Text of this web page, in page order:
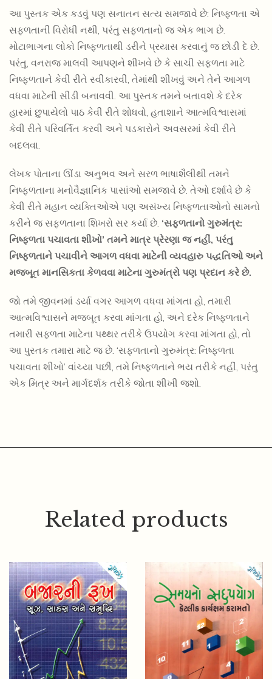
આ પુસ્તક એક કડવું પણ સનાતન સત્ય સમજાવે છે: નિષ્ફળતા એ
સફળતાની વિરોધી નથી, પરંતુ સફળતાનો જ એક ભાગ છે.
મોટાભાગના લોકો નિષ્ફળતાથી ડરીને પ્રયાસ કરવાનું જ છોડી દે છે.
પરંતુ, વનરાજ માલવી આપણને શીખવે છે કે સાચી સફળતા માટે
નિષ્ફળતાને કેવી રીતે સ્વીકારવી, તેમાંથી શીખવું અને તેને આગળ
વધવા માટેની સીડી બનાવવી. આ પુસ્તક તમને બતાવશે કે દરેક
હારમાં છુપાયેલો પાઠ કેવી રીતે શોધવો, હતાશાને આત્મવિશ્વાસમાં
કેવી રીતે પરિવર્તિત કરવી અને પડકારોને અવસરમાં કેવી રીતે
બદલવા.
લેખક પોતાના ઊંડા અનુભવ અને સરળ ભાષાશૈલીથી તમને
નિષ્ફળતાના મનોવૈજ્ઞાનિક પાસાંઓ સમજાવે છે. તેઓ દર્શાવે છે કે
કેવી રીતે મહાન વ્યક્તિઓએ પણ અસંખ્ય નિષ્ફળતાઓનો સામનો
કરીને જ સફળતાના શિખરો સર કર્યા છે. ‘સફળતાનો ગુરુમંત્ર:
નિષ્ફળતા પચાવતા શીખો’ તમને માત્ર પ્રેરણા જ નહીં, પરંતુ
નિષ્ફળતાને પચાવીને આગળ વધવા માટેની વ્યવહારુ પદ્ધતિઓ અને
મજબૂત માનસિકતા કેળવવા માટેના ગુરુમંત્રો પણ પ્રદાન કરે છે.
જો તમે જીવનમાં ડર્યા વગર આગળ વધવા માંગતા હો, તમારી
આત્મવિશ્વાસને મજબૂત કરવા માંગતા હો, અને દરેક નિષ્ફળતાને
તમારી સફળતા માટેના પથ્થર તરીકે ઉપયોગ કરવા માંગતા હો, તો
આ પુસ્તક તમારા માટે જ છે. ‘સફળતાનો ગુરુમંત્ર: નિષ્ફળતા
પચાવતા શીખો’ વાંચ્યા પછી, તમે નિષ્ફળતાને ભય તરીકે નહીં, પરંતુ
એક મિત્ર અને માર્ગદર્શક તરીકે જોતા શીખી જશો.
Related products